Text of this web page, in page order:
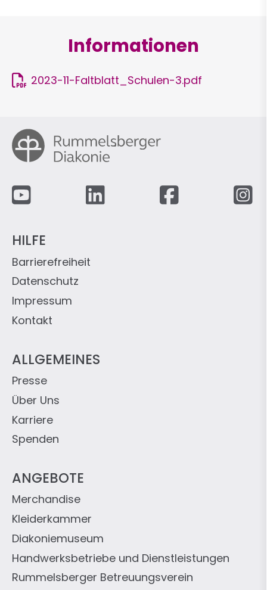
Informationen
2023-11-Faltblatt_Schulen-3.pdf
Fußzeile
ANGEBOTE
Rummelsberger Betreuungsverein
Handwerksbetriebe und Dienstleistungen
Diakoniemuseum
Kleiderkammer
Merchandise
ALLGEMEINES
Spenden
Karriere
Über Uns
Presse
HILFE
Kontakt
Impressum
Datenschutz
Barrierefreiheit